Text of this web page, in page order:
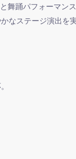
踊パフォーマン
なステージ演出を実